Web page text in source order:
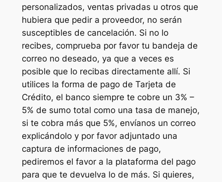
personalizados, ventas privadas u otros que
hubiera que pedir a proveedor, no serán
susceptibles de cancelación. Si no lo
recibes, comprueba por favor tu bandeja de
correo no deseado, ya que a veces es
posible que lo recibas directamente allí. Si
utilices la forma de pago de Tarjeta de
Crédito, el banco siempre te cobre un 3% –
5% de sumo total como una tasa de manejo,
si te cobra más que 5%, envíanos un correo
explicándolo y por favor adjuntado una
captura de informaciones de pago,
pediremos el favor a la plataforma del pago
para que te devuelva lo de más. Si quieres,